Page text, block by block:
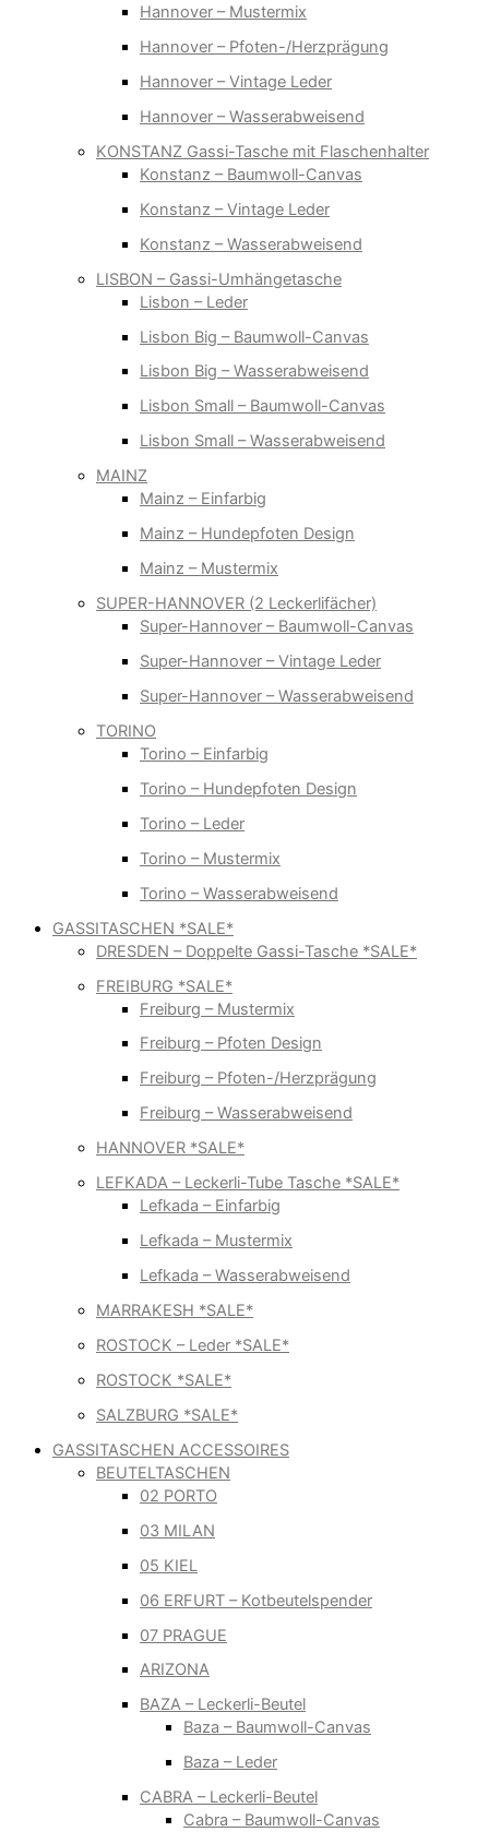
Hannover – Mustermix
Hannover – Pfoten-/Herzprägung
Hannover – Vintage Leder
Hannover – Wasserabweisend
KONSTANZ Gassi-Tasche mit Flaschenhalter
Konstanz – Baumwoll-Canvas
Konstanz – Vintage Leder
Konstanz – Wasserabweisend
LISBON – Gassi-Umhängetasche
Lisbon – Leder
Lisbon Big – Baumwoll-Canvas
Lisbon Big – Wasserabweisend
Lisbon Small – Baumwoll-Canvas
Lisbon Small – Wasserabweisend
MAINZ
Mainz – Einfarbig
Mainz – Hundepfoten Design
Mainz – Mustermix
SUPER-HANNOVER (2 Leckerlifächer)
Super-Hannover – Baumwoll-Canvas
Super-Hannover – Vintage Leder
Super-Hannover – Wasserabweisend
TORINO
Torino – Einfarbig
Torino – Hundepfoten Design
Torino – Leder
Torino – Mustermix
Torino – Wasserabweisend
GASSITASCHEN *SALE*
DRESDEN – Doppelte Gassi-Tasche *SALE*
FREIBURG *SALE*
Freiburg – Mustermix
Freiburg – Pfoten Design
Freiburg – Pfoten-/Herzprägung
Freiburg – Wasserabweisend
HANNOVER *SALE*
LEFKADA – Leckerli-Tube Tasche *SALE*
Lefkada – Einfarbig
Lefkada – Mustermix
Lefkada – Wasserabweisend
MARRAKESH *SALE*
ROSTOCK – Leder *SALE*
ROSTOCK *SALE*
SALZBURG *SALE*
GASSITASCHEN ACCESSOIRES
BEUTELTASCHEN
02 PORTO
03 MILAN
05 KIEL
06 ERFURT – Kotbeutelspender
07 PRAGUE
ARIZONA
BAZA – Leckerli-Beutel
Baza – Baumwoll-Canvas
Baza – Leder
CABRA – Leckerli-Beutel
Cabra – Baumwoll-Canvas